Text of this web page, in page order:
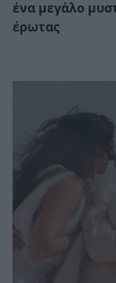
ένα μεγάλο
έρωτας